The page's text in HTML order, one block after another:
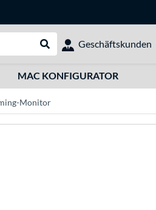
Suche durchführen
Geschäftskunden
MAC KONFIGURATOR
Monitor